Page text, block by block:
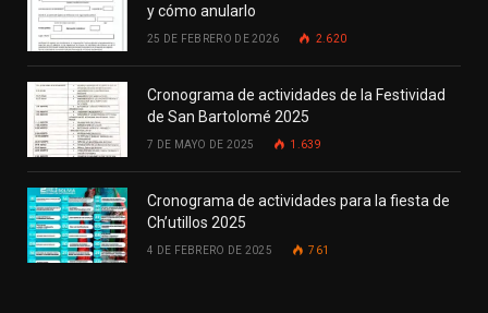
y cómo anularlo
25 DE FEBRERO DE 2026 2.620
Cronograma de actividades de la Festividad
de San Bartolomé 2025
7 DE MAYO DE 2025 1.639
Cronograma de actividades para la fiesta de
Ch’utillos 2025
4 DE FEBRERO DE 2025 761